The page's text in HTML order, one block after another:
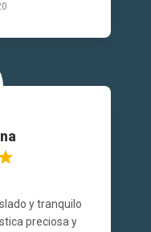
y tranquilo
preciosa y